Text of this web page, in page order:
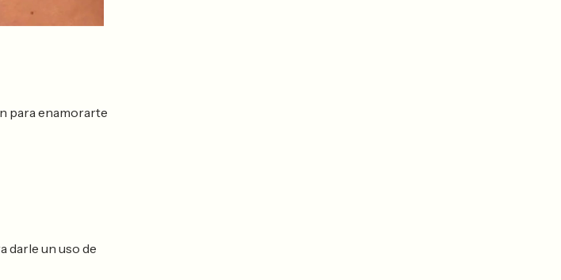
para enamorarte
darle un uso de